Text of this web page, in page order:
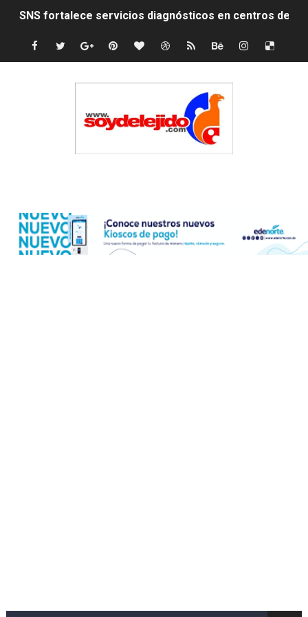
PRM elige dirección unificada con Abinader, Garrigó y
Presidente Abinader, Hipólito Mejía y David Collado
Discusión familiar termina en muerte de un joven en
Coraasan construye parque solar de un megavatio
Irán apuesta por resistencia en disputa con Estados
Un derrumbe en el centro de Cuba deja dos personas
Dólar bajó 9 cts. y era vendido a $58.53; el euro sigue a